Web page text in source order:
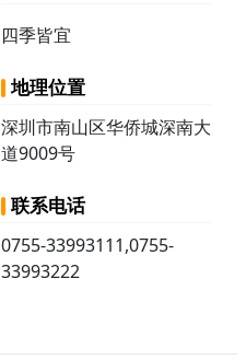
四季皆宜
地理位置
深圳市南山区华侨城深南大
道9009号
联系电话
0755-33993111,0755-
33993222